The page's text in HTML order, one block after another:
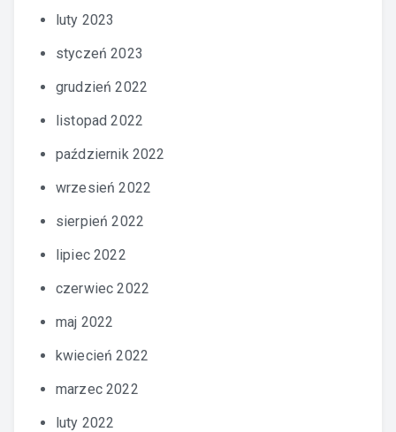
luty 2023
styczeń 2023
grudzień 2022
listopad 2022
październik 2022
wrzesień 2022
sierpień 2022
lipiec 2022
czerwiec 2022
maj 2022
kwiecień 2022
marzec 2022
luty 2022